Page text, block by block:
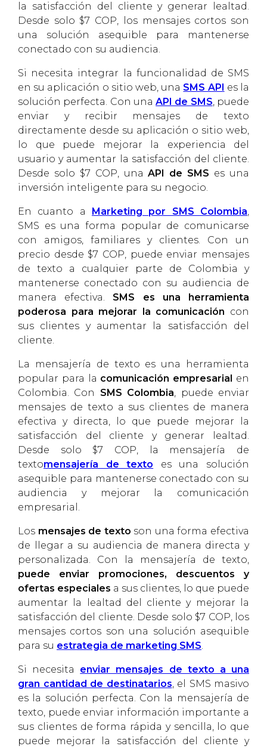
la satisfacción del cliente y generar lealtad.
Desde solo $7 COP, los mensajes cortos son
una solución asequible para mantenerse
conectado con su audiencia.
Si necesita integrar la funcionalidad de SMS
en su aplicación o sitio web, una SMS API es la
solución perfecta. Con unaAPI de SMS, puede
enviar y recibir mensajes de texto
directamente desde su aplicación o sitio web,
lo que puede mejorar la experiencia del
usuario y aumentar la satisfacción del cliente.
Desde solo $7 COP, unaAPI de SMS es una
inversión inteligente para su negocio.
En cuanto a Marketing por SMS Colombia,
SMS es una forma popular de comunicarse
con amigos, familiares y clientes. Con un
precio desde $7 COP, puede enviar mensajes
de texto a cualquier parte de Colombia y
mantenerse conectado con su audiencia de
manera efectiva. SMS es una herramienta
poderosa para mejorar la comunicación con
sus clientes y aumentar la satisfacción del
cliente.
La mensajería de texto es una herramienta
popular para la comunicación empresarial
en
Colombia. Con SMS Colombia, puede enviar
mensajes de texto a sus clientes de manera
efectiva y directa, lo que puede mejorar la
satisfacción del cliente y generar lealtad.
Desde solo $7 COP, la mensajería de
textomensajería de texto es una solución
asequible para mantenerse conectado con su
audiencia y mejorar la comunicación
empresarial.
Los mensajes de texto son una forma efectiva
de llegar a su audiencia de manera directa y
personalizada. Con la mensajería de texto,
puede enviar promociones, descuentos y
ofertas especiales a sus clientes, lo que puede
aumentar la lealtad del cliente y mejorar la
satisfacción del cliente. Desde solo $7 COP, los
mensajes cortos son una solución asequible
para su estrategia de marketing SMS.
Si necesita enviar mensajes de texto a una
gran cantidad de destinatarios, el SMS masivo
es la solución perfecta. Con la mensajería de
texto, puede enviar información importante a
sus clientes de forma rápida y sencilla, lo que
puede mejorar la satisfacción del cliente y